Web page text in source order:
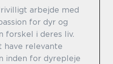
arbejde med
for dyr og
forskel i deres liv.
have relevante
inden for dyrepleje